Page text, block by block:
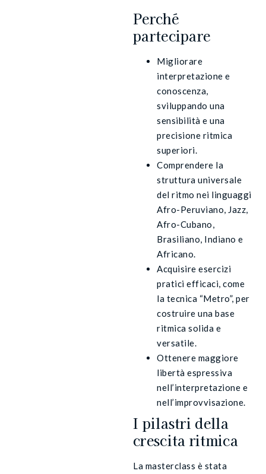
Perché
partecipare
Migliorare
interpretazione e
conoscenza,
sviluppando una
sensibilità e una
precisione ritmica
superiori.
Comprendere la
struttura universale
del ritmo nei linguaggi
Afro-Peruviano, Jazz,
Afro-Cubano,
Brasiliano, Indiano e
Africano.
Acquisire esercizi
pratici efficaci, come
la tecnica “Metro”, per
costruire una base
ritmica solida e
versatile.
Ottenere maggiore
libertà espressiva
nell’interpretazione e
nell’improvvisazione.
I pilastri della
crescita ritmica
La masterclass è stata